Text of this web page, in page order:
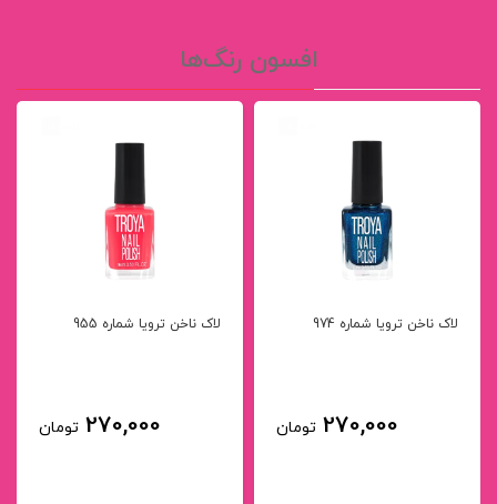
افسون رنگ‌ها
لاک ناخن ترویا شماره 974
270,000 تومان
لاک ناخن ترویا شماره 955
270,000 تومان